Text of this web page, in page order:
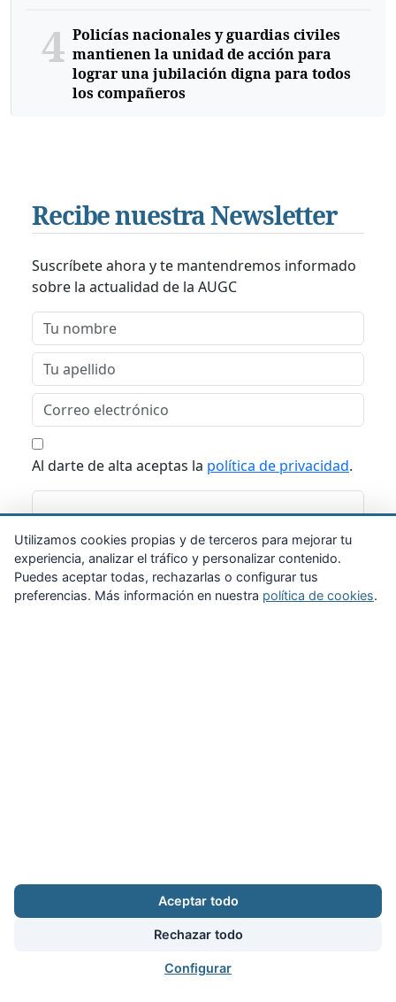
4 Policías nacionales y guardias civiles
mantienen la unidad de acción para
lograr una jubilación digna para todos
los compañeros
Recibe nuestra Newsletter
Suscríbete ahora y te mantendremos informado
sobre la actualidad de la AUGC
Al darte de alta aceptas la política de privacidad.
Suscribirme
Aviso legal · Cookies · Configurar cookies · Privacidad · Contacto
Calle Puerto Rico, 29 local C · 28016 Madrid
augc@augc.org
91 362 45 86
Facebook
Utilizamos cookies propias y de terceros para mejorar tu
experiencia, analizar el tráfico y personalizar contenido.
Puedes aceptar todas, rechazarlas o configurar tus
preferencias. Más información en nuestra política de cookies.
Aceptar todo
Rechazar todo
Configurar